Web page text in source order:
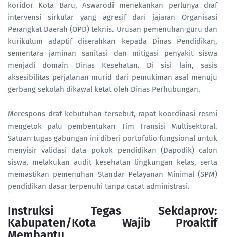
koridor Kota Baru, Aswarodi menekankan perlunya draf
intervensi sirkular yang agresif dari jajaran Organisasi
Perangkat Daerah (OPD) teknis. Urusan pemenuhan guru dan
kurikulum adaptif diserahkan kepada Dinas Pendidikan,
sementara jaminan sanitasi dan mitigasi penyakit siswa
menjadi domain Dinas Kesehatan. Di sisi lain, sasis
aksesibilitas perjalanan murid dari pemukiman asal menuju
gerbang sekolah dikawal ketat oleh Dinas Perhubungan.
Merespons draf kebutuhan tersebut, rapat koordinasi resmi
mengetok palu pembentukan Tim Transisi Multisektoral.
Satuan tugas gabungan ini diberi portofolio fungsional untuk
menyisir validasi data pokok pendidikan (Dapodik) calon
siswa, melakukan audit kesehatan lingkungan kelas, serta
memastikan pemenuhan Standar Pelayanan Minimal (SPM)
pendidikan dasar terpenuhi tanpa cacat administrasi.
Instruksi Tegas Sekdaprov:
Kabupaten/Kota Wajib Proaktif